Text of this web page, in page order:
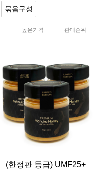
묶음구성
높은가격 판매순위
(한정판 등급) UMF25+